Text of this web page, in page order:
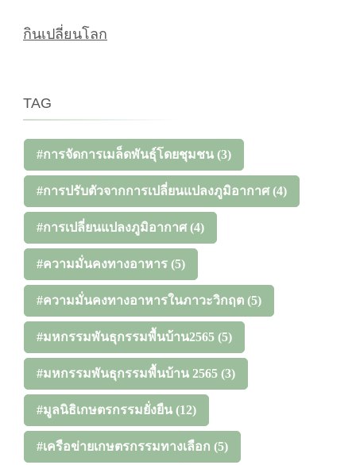
กินเปลี่ยนโลก
TAG
#การจัดการเมล็ดพันธุ์โดยชุมชน (3)
#การปรับตัวจากการเปลี่ยนแปลงภูมิอากาศ(4)
#การเปลี่ยนแปลงภูมิอากาศ(4)
#ความมั่นคงทางอาหาร (5)
#ความมั่นคงทางอาหารในภาวะวิกฤต (5)
#มหกรรมพันธุกรรมพื้นบ้าน2565 (5)
#มหกรรมพันธุกรรมพื้นบ้าน 2565 (3)
#มูลนิธิเกษตรกรรมยั่งยืน (12)
#เครือข่ายเกษตรกรรมทางเลือก (5)